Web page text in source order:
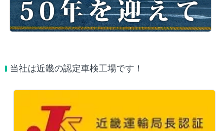
当社は近畿の認定車検工場です！